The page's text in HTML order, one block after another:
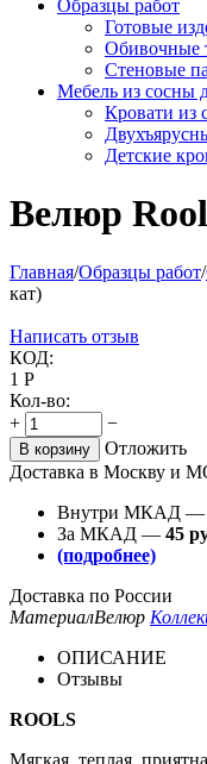
Образцы работ
Готовые
Обивочные
Стеновые
Мебель из сосны
Кровати из
Детские
Велюр
Главная/Образцы работ/
кат)
Написать отзыв
КОД:
1 Р
Кол-во:
+
−
В корзину
Отложить
Доставка в Москву и
Внутри МКАД —
За МКАД — 45
(подробнее)
Доставка по России
МатериалВелюр
ОПИСАНИЕ
Отзывы
ROOLS
Мягкая, теплая,